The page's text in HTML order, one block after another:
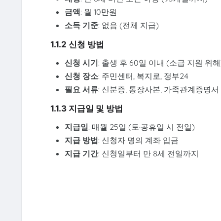
금액: 월 10만원
소득 기준: 없음 (전체 지급)
1.1.2 신청 방법
신청 시기: 출생 후 60일 이내 (소급 지원 위
신청 장소: 주민센터, 복지로, 정부24
필요 서류: 신분증, 통장사본, 가족관계증명서
1.1.3 지급일 및 방법
지급일: 매월 25일 (토·공휴일 시 전일)
지급 방법: 신청자 명의 계좌 입금
지급 기간: 신청일부터 만 8세 전일까지